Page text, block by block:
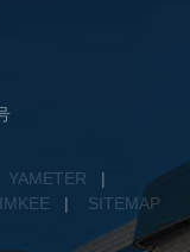
YAMETER |
| SITEMAP